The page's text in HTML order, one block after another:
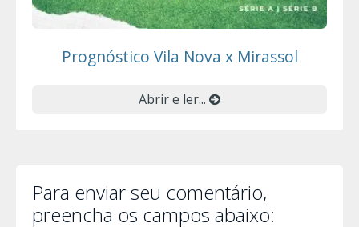
Prognóstico Vila Nova x Mirassol
Abrir e ler...
Para enviar seu comentário,
preencha os campos abaixo: